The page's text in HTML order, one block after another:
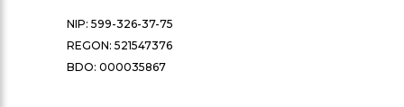
NIP: 599-326-37-75
REGON: 521547376
BDO: 000035867